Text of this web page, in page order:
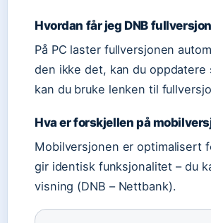
Hvordan får jeg DNB
På PC laster fullversjonen
den ikke det, kan du
kan du bruke lenken til
Hva er forskjellen på
Mobilversjonen er optimalisert
gir identisk funksjonalitet – du
visning (DNB – Nettbank).